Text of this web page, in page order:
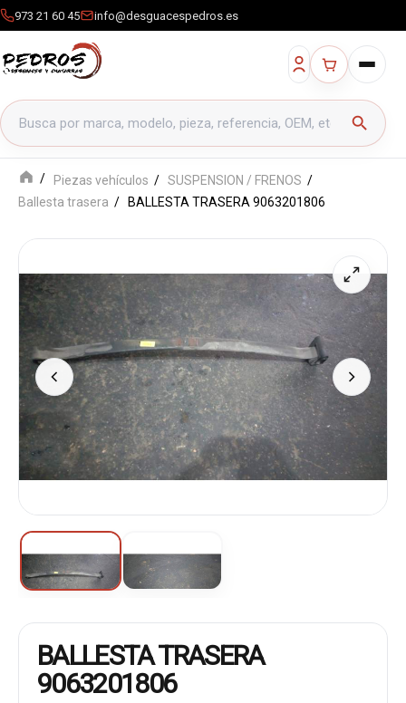
973 21 60 45 info@desguacespedros.es
Buscar productos
search
Piezas vehículos
SUSPENSION / FRENOS
Ballesta trasera
BALLESTA TRASERA 9063201806
BALLESTA TRASERA
9063201806